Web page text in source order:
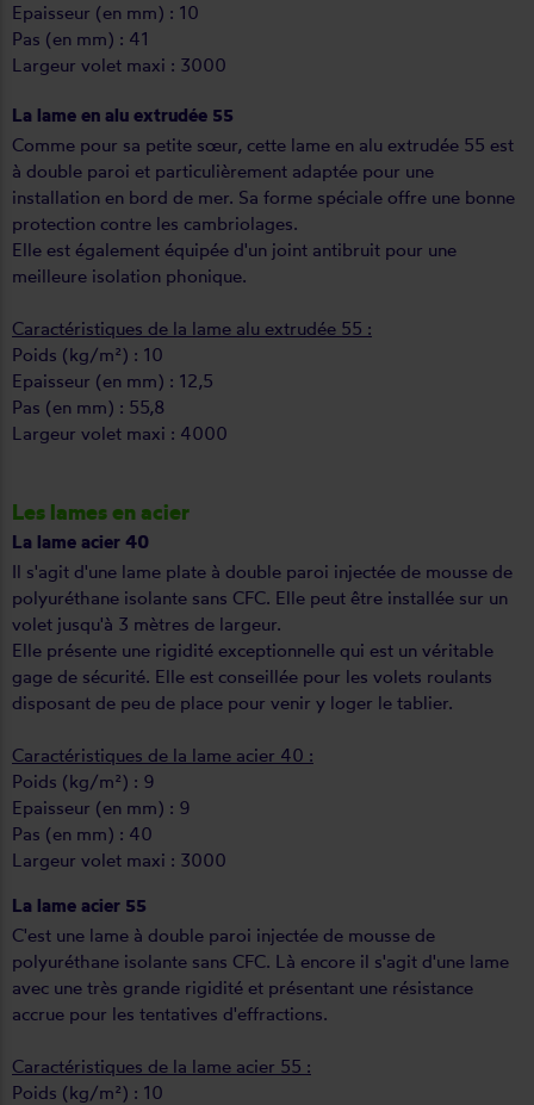
Epaisseur (en mm) : 10
Pas (en mm) : 41
Largeur volet maxi : 3000
La lame en alu extrudée 55
Comme pour sa petite sœur, cette lame en alu extrudée 55 est
à double paroi et particulièrement adaptée pour une
installation en bord de mer. Sa forme spéciale offre une bonne
protection contre les cambriolages.
Elle est également équipée d'un joint antibruit pour une
meilleure isolation phonique.
Caractéristiques de la lame alu extrudée 55 :
Poids (kg/m²) : 10
Epaisseur (en mm) : 12,5
Pas (en mm) : 55,8
Largeur volet maxi : 4000
Les lames en acier
La lame acier 40
Il s'agit d'une lame plate à double paroi injectée de mousse de
polyuréthane isolante sans CFC. Elle peut être installée sur un
volet jusqu'à 3 mètres de largeur.
Elle présente une rigidité exceptionnelle qui est un véritable
gage de sécurité. Elle est conseillée pour les volets roulants
disposant de peu de place pour venir y loger le tablier.
Caractéristiques de la lame acier 40 :
Poids (kg/m²) : 9
Epaisseur (en mm) : 9
Pas (en mm) : 40
Largeur volet maxi : 3000
La lame acier 55
C'est une lame à double paroi injectée de mousse de
polyuréthane isolante sans CFC. Là encore il s'agit d'une lame
avec une très grande rigidité et présentant une résistance
accrue pour les tentatives d'effractions.
Caractéristiques de la lame acier 55 :
Poids (kg/m²) : 10